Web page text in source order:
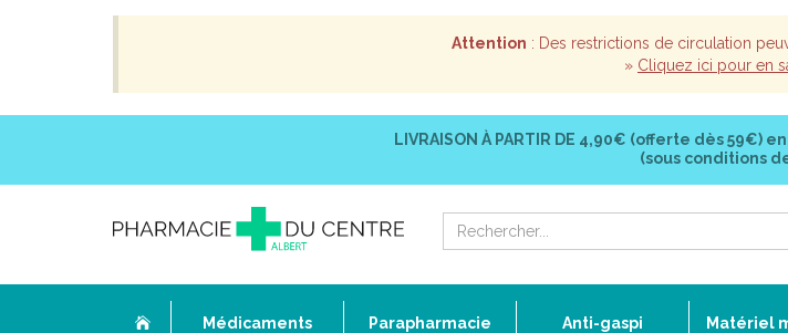
Attention : Des restrictions de circulation
» Cliquez ici pour en
LIVRAISON À PARTIR DE 4,90€ (offerte dès 59€)
(sous conditions
Médicaments Parapharmacie Anti-gaspi Matériel